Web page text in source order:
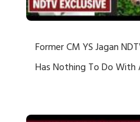
Former CM YS Jagan
Has Nothing To Do With